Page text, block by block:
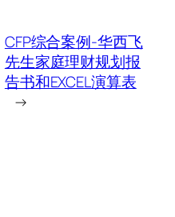
CFP综合案例-华西飞
先生家庭理财规划报
告书和EXCEL演算表
→